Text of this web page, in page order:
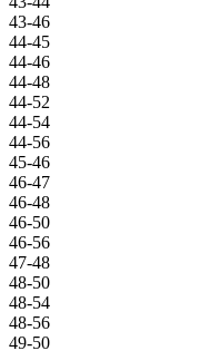
43-46
44-45
44-46
44-48
44-52
44-54
44-56
45-46
46-47
46-48
46-50
46-56
47-48
48-50
48-54
48-56
49-50